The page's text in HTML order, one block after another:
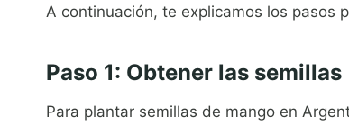
A continuación, te explicamos los pasos
Paso 1: Obtener las semillas
Para plantar semillas de mango en